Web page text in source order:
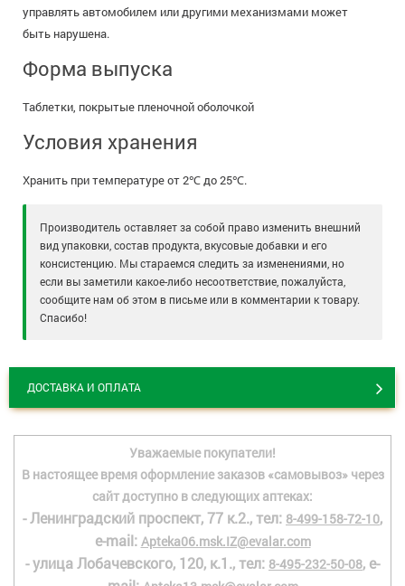
управлять автомобилем или другими механизмами может
быть нарушена.
Форма выпуска
Таблетки, покрытые пленочной оболочкой
Условия хранения
Хранить при температуре от 2℃ до 25℃.
Производитель оставляет за собой право изменить внешний
вид упаковки, состав продукта, вкусовые добавки и его
консистенцию. Мы стараемся следить за изменениями, но
если вы заметили какое-либо несоответствие, пожалуйста,
сообщите нам об этом в письме или в комментарии к товару.
Спасибо!
ДОСТАВКА И ОПЛАТА
Уважаемые покупатели!
В настоящее время оформление заказов «самовывоз» через
сайт доступно в следующих аптеках:
- Ленинградский проспект, 77 к.2., тел: 8-499-158-72-10,
e-mail: Apteka06.msk.IZ@evalar.com
- улица Лобачевского, 120, к.1., тел: 8-495-232-50-08, e-